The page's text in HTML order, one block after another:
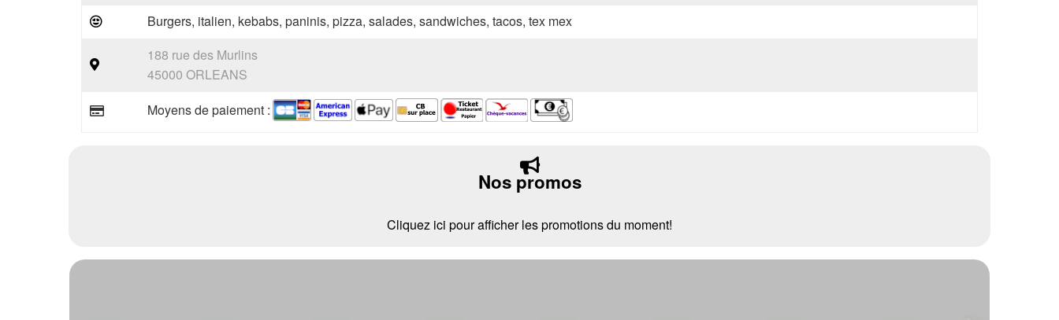
Burgers, italien, kebabs, paninis, pizza, salades, sandwiches, tacos, tex mex
188 rue des Murlins
45000 ORLEANS
Moyens de paiement :
Nos promos
Cliquez ici pour afficher les promotions du moment!